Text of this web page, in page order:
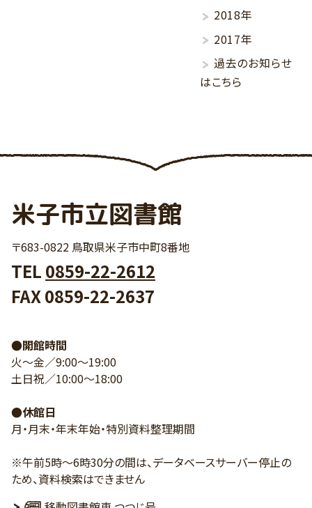
2018年
2017年
過去のお知らせ
はこちら
米子市立図書館
〒683-0822 鳥取県米子市中町8番地
TEL 0859-22-2612
FAX 0859-22-2637
●開館時間
火～金／9:00～19:00
土日祝／10:00～18:00
●休館日
月・月末・年末年始・特別資料整理期間
※午前5時～6時30分の間は、データベースサーバー停止の
ため、資料検索はできません